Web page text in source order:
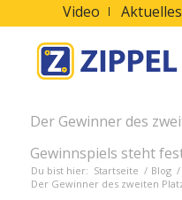
Video Aktuelles
Der Gewinner des
Gewinnspiels steht
Du bist hier: Startseite / Blog /
Der Gewinner des zweiten